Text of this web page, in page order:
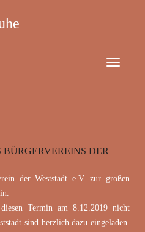
DER
der Weststadt e.V. zur großen
Termin am 8.12.2019 nicht
sind herzlich dazu eingeladen.